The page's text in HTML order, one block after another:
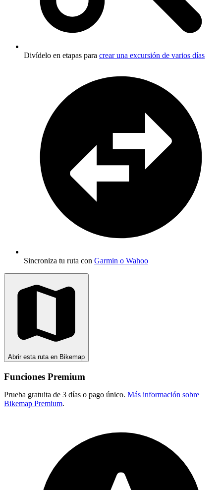
Divídelo en etapas para crear una excursión de varios días
Sincroniza tu ruta con Garmin o Wahoo
Abrir esta ruta en Bikemap
Funciones Premium
Prueba gratuita de 3 días o pago único. Más información sobre
Bikemap Premium.